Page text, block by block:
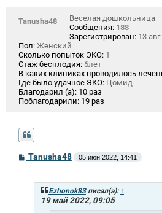
Tanusha48
Веселая дошкольница
Сообщения: 188
Зарегистрирован: 13
Пол: Женский
Сколько попыток ЭКО: 1
Стаж бесплодия: 6лет
В каких клиниках проводилось
Где было удачное ЭКО: Цомид
Благодарил (а): 10 раз
Поблагодарили: 19 раз
СTanusha48 05 июн 2022, 14:41
Ezhonok83писал(а): ↑
19 май 2022, 09:05